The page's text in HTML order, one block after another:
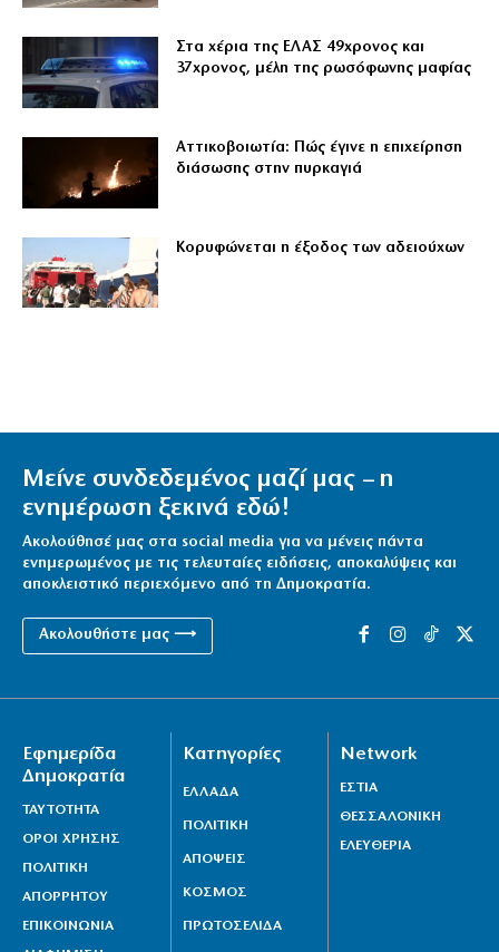
Στα χέρια της ΕΛΑΣ 49χρονος και
37χρονος, μέλη της ρωσόφωνης μαφίας
Αττικοβοιωτία: Πώς έγινε η επιχείρηση
διάσωσης στην πυρκαγιά
Κορυφώνεται η έξοδος των αδειούχων
Μείνε συνδεδεμένος μαζί μας – η
ενημέρωση ξεκινά εδώ!
Ακολούθησέ μας στα social media για να μένεις πάντα
ενημερωμένος με τις τελευταίες ειδήσεις, αποκαλύψεις και
αποκλειστικό περιεχόμενο από τη Δημοκρατία.
Ακολουθήστε μας ⟶
Εφημερίδα
Δημοκρατία
ΤΑΥΤΟΤΗΤΑ
ΟΡΟΙ ΧΡΗΣΗΣ
ΠΟΛΙΤΙΚΗ
ΑΠΟΡΡΗΤΟΥ
ΕΠΙΚΟΙΝΩΝΙΑ
Κατηγορίες
ΕΛΛΑΔΑ
ΠΟΛΙΤΙΚΗ
ΑΠΟΨΕΙΣ
ΚΟΣΜΟΣ
ΠΡΩΤΟΣΕΛΙΔΑ
Network
ΕΣΤΙΑ
ΘΕΣΣΑΛΟΝΙΚΗ
ΕΛΕΥΘΕΡΙΑ